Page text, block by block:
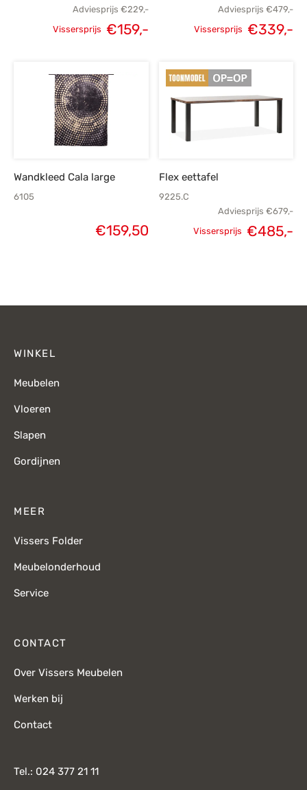
Adviesprijs €229,-
€229,-.
Vissersprijs €159,-
prijs is:
€159,-.
Adviesprijs €479,-
prijs was:
€479,-.
Vissersprijs €339,-
Wandkleed Cala large
6105
€159,50
Flex eettafel
9225.C
Adviesprijs €679,-
Vissersprijs €485,-
WINKEL
Meubelen
Vloeren
Slapen
Gordijnen
MEER
Vissers Folder
Meubelonderhoud
Service
CONTACT
Over Vissers Meubelen
Werken bij
Contact
Tel.: 024 377 21 11